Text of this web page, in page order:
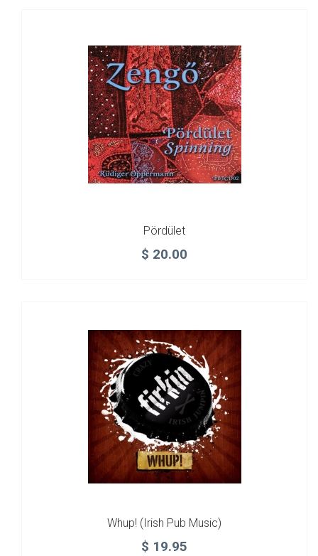
Pördület
$ 20.00
Whup! (Irish Pub Music)
$ 19.95